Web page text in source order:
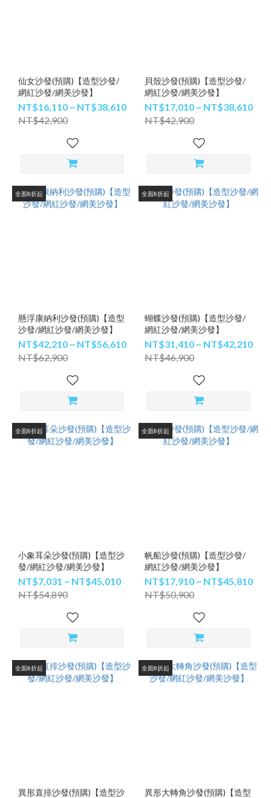
仙女沙發(預購)【造型沙發/
網紅沙發/網美沙發】
NT$16,110 ~ NT$38,610
NT$42,900
貝殼沙發(預購)【造型沙發/
網紅沙發/網美沙發】
NT$17,010 ~ NT$38,610
NT$42,900
全面8折起
懸浮康納利沙發(預購)【造型
沙發/網紅沙發/網美沙發】
NT$42,210 ~ NT$56,610
NT$62,900
全面8折起
蝴蝶沙發(預購)【造型沙發/
網紅沙發/網美沙發】
NT$31,410 ~ NT$42,210
NT$46,900
全面8折起
小象耳朵沙發(預購)【造型沙
發/網紅沙發/網美沙發】
NT$7,031 ~ NT$45,010
NT$54,890
全面8折起
帆船沙發(預購)【造型沙發/
網紅沙發/網美沙發】
NT$17,910 ~ NT$45,810
NT$50,900
全面8折起
異形直排沙發(預購)【造型沙
全面8折起
異形大轉角沙發(預購)【造型